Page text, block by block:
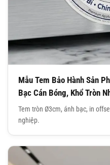
Mẫu Tem Bảo Hành Sản
Bạc Cán Bóng, Khổ Tròn
Tem tròn Ø3cm, ánh bạc, in
nghiệp.